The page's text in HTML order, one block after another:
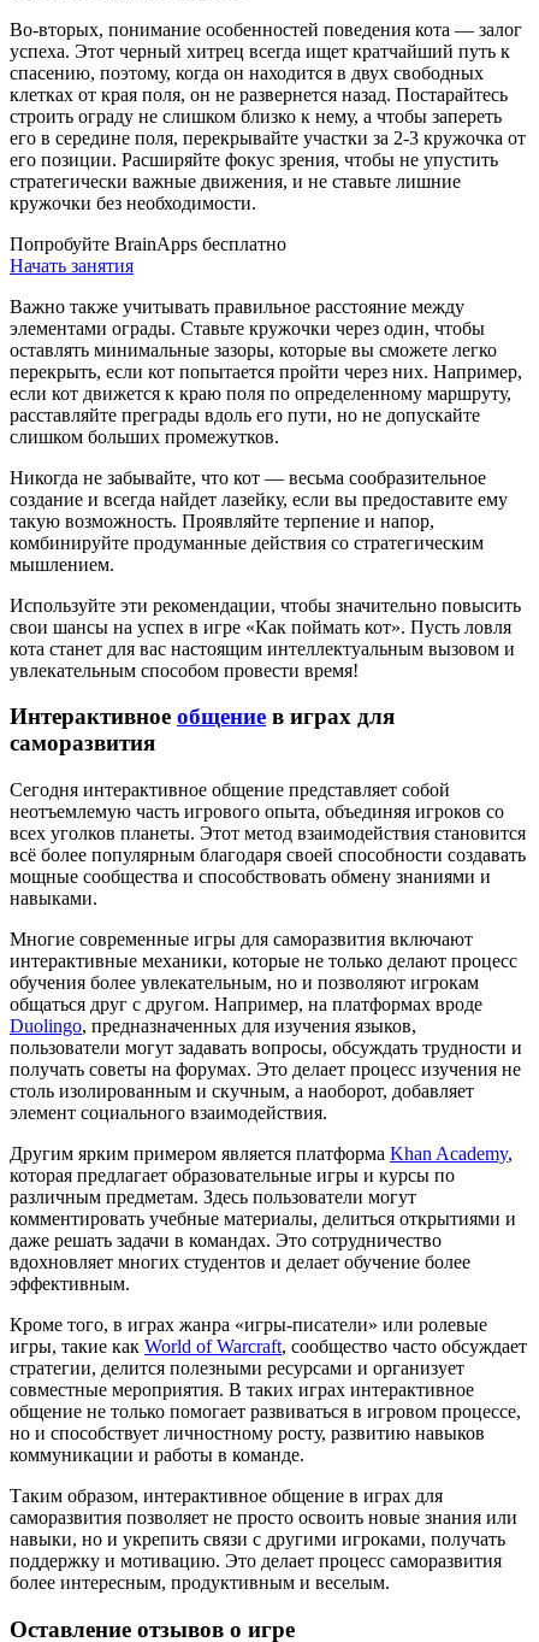
Во-вторых, понимание особенностей поведения кота — залог
успеха. Этот черный хитрец всегда ищет кратчайший путь к
спасению, поэтому, когда он находится в двух свободных
клетках от края поля, он не развернется назад. Постарайтесь
строить ограду не слишком близко к нему, а чтобы запереть
его в середине поля, перекрывайте участки за 2-3 кружочка от
его позиции. Расширяйте фокус зрения, чтобы не упустить
стратегически важные движения, и не ставьте лишние
кружочки без необходимости.
Попробуйте BrainApps бесплатно
Начать занятия
Важно также учитывать правильное расстояние между
элементами ограды. Ставьте кружочки через один, чтобы
оставлять минимальные зазоры, которые вы сможете легко
перекрыть, если кот попытается пройти через них. Например,
если кот движется к краю поля по определенному маршруту,
расставляйте преграды вдоль его пути, но не допускайте
слишком больших промежутков.
Никогда не забывайте, что кот — весьма сообразительное
создание и всегда найдет лазейку, если вы предоставите ему
такую возможность. Проявляйте терпение и напор,
комбинируйте продуманные действия со стратегическим
мышлением.
Используйте эти рекомендации, чтобы значительно повысить
свои шансы на успех в игре «Как поймать кот». Пусть ловля
кота станет для вас настоящим интеллектуальным вызовом и
увлекательным способом провести время!
Интерактивное общение в играх для
саморазвития
Сегодня интерактивное общение представляет собой
неотъемлемую часть игрового опыта, объединяя игроков со
всех уголков планеты. Этот метод взаимодействия становится
всё более популярным благодаря своей способности создавать
мощные сообщества и способствовать обмену знаниями и
навыками.
Многие современные игры для саморазвития включают
интерактивные механики, которые не только делают процесс
обучения более увлекательным, но и позволяют игрокам
общаться друг с другом. Например, на платформах вроде
Duolingo, предназначенных для изучения языков,
пользователи могут задавать вопросы, обсуждать трудности и
получать советы на форумах. Это делает процесс изучения не
столь изолированным и скучным, а наоборот, добавляет
элемент социального взаимодействия.
Другим ярким примером является платформа Khan Academy,
которая предлагает образовательные игры и курсы по
различным предметам. Здесь пользователи могут
комментировать учебные материалы, делиться открытиями и
даже решать задачи в командах. Это сотрудничество
вдохновляет многих студентов и делает обучение более
эффективным.
Кроме того, в играх жанра «игры-писатели» или ролевые
игры, такие как World of Warcraft, сообщество часто обсуждает
стратегии, делится полезными ресурсами и организует
совместные мероприятия. В таких играх интерактивное
общение не только помогает развиваться в игровом процессе,
но и способствует личностному росту, развитию навыков
коммуникации и работы в команде.
Таким образом, интерактивное общение в играх для
саморазвития позволяет не просто освоить новые знания или
навыки, но и укрепить связи с другими игроками, получать
поддержку и мотивацию. Это делает процесс саморазвития
более интересным, продуктивным и веселым.
Оставление отзывов о игре